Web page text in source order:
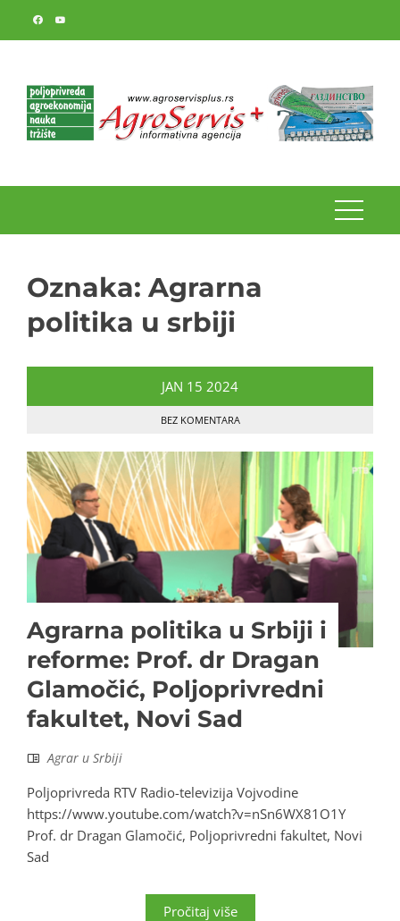
Oznaka: Agrarna
politika u srbiji
JAN 15 2024
BEZ KOMENTARA
Agrarna politika u Srbiji i
reforme: Prof. dr Dragan
Glamočić, Poljoprivredni
fakultet, Novi Sad
Agrar u Srbiji
Poljoprivreda RTV Radio-televizija Vojvodine
https://www.youtube.com/watch?v=nSn6WX81O1Y
Prof. dr Dragan Glamočić, Poljoprivredni fakultet, Novi
Sad
Pročitaj više